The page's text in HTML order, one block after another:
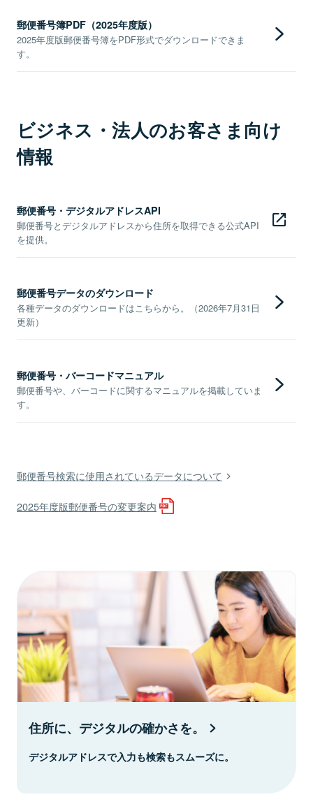
郵便番号簿PDF（2025年度版）
2025年度版郵便番号簿をPDF形式でダウンロードできま
す。
ビジネス・法人のお客さま向け
情報
郵便番号・デジタルアドレスAPI
郵便番号とデジタルアドレスから住所を取得できる公式API
を提供。
郵便番号データのダウンロード
各種データのダウンロードはこちらから。（2026年7月31日
更新）
郵便番号・バーコードマニュアル
郵便番号や、バーコードに関するマニュアルを掲載していま
す。
郵便番号検索に使用されているデータについて
2025年度版郵便番号の変更案内
住所に、デジタルの確かさを。
デジタルアドレスで入力も検索もスムーズに。